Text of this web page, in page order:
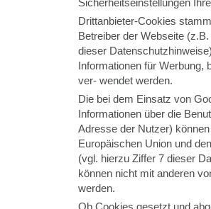
Sicherheitseinstellungen
Drittanbieter-Cookies
Betreiber der Webseite
dieser
Informationen für Werbung,
ver- wendet werden.
Die bei dem Einsatz von
Informationen über die
Adresse der Nutzer)
Europäischen Union und
(vgl. hierzu Ziffer 7 dieser
können nicht mit anderen
werden.
Ob Cookies gesetzt und